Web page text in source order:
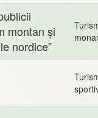
montan și
nordice”